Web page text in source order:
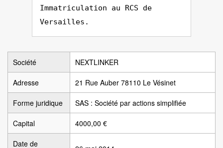
Immatriculation au RCS de
Versailles.
Société NEXTLINKER
Adresse 21 Rue Auber 78110 Le Vésinet
Forme juridique SAS : Société par actions simplifiée
Capital 4000,00 €
Date de